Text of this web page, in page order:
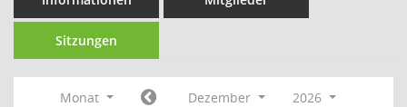
Sitzungen
Monat Dezember
2026